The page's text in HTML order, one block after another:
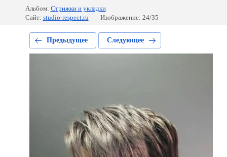
Альбом: Стрижки и укладки
Сайт: studio-respect.ru Изображение: 24/35
Предыдущее Следующее